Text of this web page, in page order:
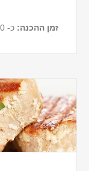
זמן ההכנה: כ- 50 דקות.
1/4 כוס יוגורט 0% שומן.
3 כפות גבינת רוקפור או גבינה כחולה אחרת מפוררת.
2 כפות פטרוזיליה קצוצה טרייה.
1 כף מ...